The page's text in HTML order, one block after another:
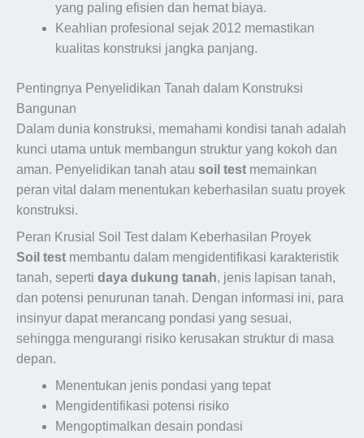
yang paling efisien dan hemat biaya.
Keahlian profesional sejak 2012 memastikan
kualitas konstruksi jangka panjang.
Pentingnya Penyelidikan Tanah dalam Konstruksi
Bangunan
Dalam dunia konstruksi, memahami kondisi tanah adalah
kunci utama untuk membangun struktur yang kokoh dan
aman. Penyelidikan tanah atau soil test memainkan
peran vital dalam menentukan keberhasilan suatu proyek
konstruksi.
Peran Krusial Soil Test dalam Keberhasilan Proyek
Soil test membantu dalam mengidentifikasi karakteristik
tanah, seperti daya dukung tanah, jenis lapisan tanah,
dan potensi penurunan tanah. Dengan informasi ini, para
insinyur dapat merancang pondasi yang sesuai,
sehingga mengurangi risiko kerusakan struktur di masa
depan.
Menentukan jenis pondasi yang tepat
Mengidentifikasi potensi risiko
Mengoptimalkan desain pondasi